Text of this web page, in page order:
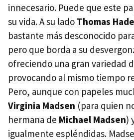
innecesario. Puede que este
su vida. A su lado Thomas
bastante más desconocido
pero que borda a su
ofreciendo una gran variedad
provocando al mismo tiempo
Pero, aunque con papeles
Virginia Madsen (para quien
hermana de Michael Madsen)
igualmente espléndidas.